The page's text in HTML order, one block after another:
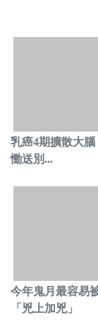
乳癌4期擴散大
慟送別...
今年鬼月最容易
「兇上加兇」